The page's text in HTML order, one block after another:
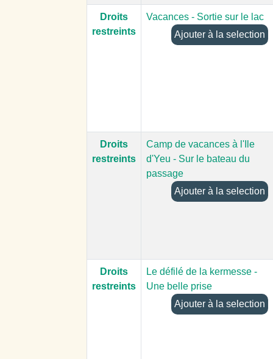
Droits
restreints
Vacances - Sortie sur le lac
Ajouter à la selection
Droits
restreints
Camp de vacances à l'Ile
d'Yeu - Sur le bateau du
passage
Ajouter à la selection
Droits
restreints
Le défilé de la kermesse -
Une belle prise
Ajouter à la selection